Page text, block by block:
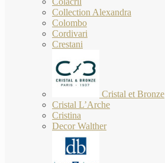
Collection Alexandra
Colombo
Cordivari
Crestani
Cristal et Bronze
Cristal L’Arche
Cristina
Decor Walther